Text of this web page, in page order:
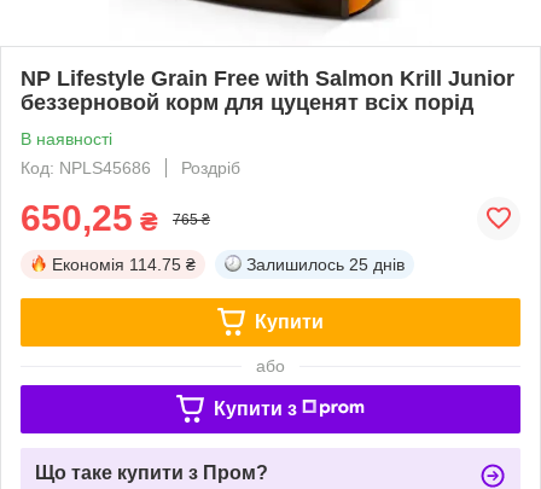
NP Lifestyle Grain Free with Salmon Krill Junior
беззерновой корм для цуценят всіх порід
В наявності
Код: NPLS45686
Роздріб
650,25 ₴ 765 ₴
Економія 114.75 ₴ Залишилось 25 днів
Купити
або
Купити з
Що таке купити з Пром?